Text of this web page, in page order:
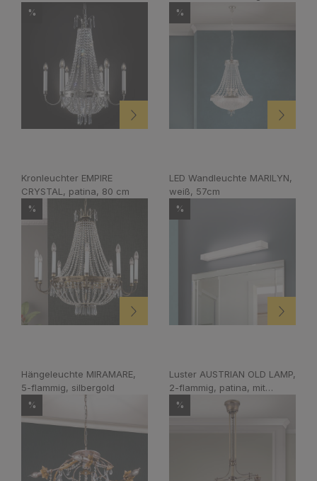
%
altsilber
%
Kronleuchter EMPIRE
CRYSTAL, patina, 80 cm
%
LED Wandleuchte MARILYN,
weiß, 57cm
%
Hängeleuchte MIRAMARE,
5-flammig, silbergold
%
Luster AUSTRIAN OLD LAMP,
2-flammig, patina, mit
champagnen Gläsern, mit
Zug
%